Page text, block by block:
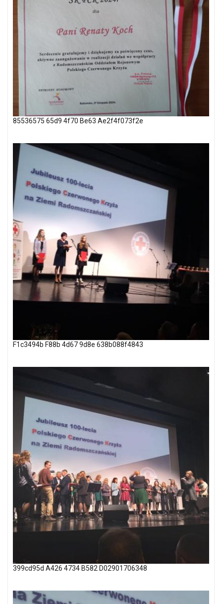
85536575 65d9 4f70 Be63 Ae2f4f073f2e
F1c3494b F88b 4d67 9d8e 638b088f4843
399cd95d A426 4734 B582 D02901706348